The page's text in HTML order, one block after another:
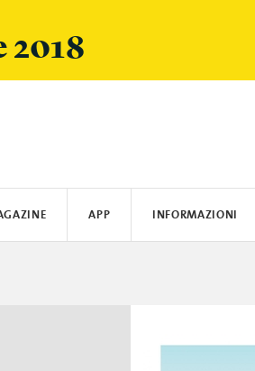
APP INFORMAZIONI